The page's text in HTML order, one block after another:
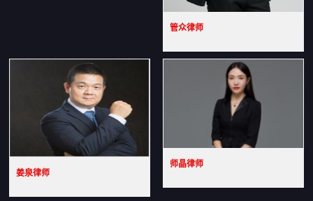
管众律师
姜泉律师
师晶律师